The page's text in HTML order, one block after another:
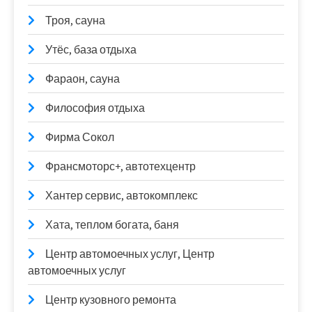
Троя, сауна
Утёс, база отдыха
Фараон, сауна
Философия отдыха
Фирма Сокол
Франсмоторс+, автотехцентр
Хантер сервис, автокомплекс
Хата, теплом богата, баня
Центр автомоечных услуг, Центр
автомоечных услуг
Центр кузовного ремонта